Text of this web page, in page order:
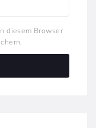
diesem Browser